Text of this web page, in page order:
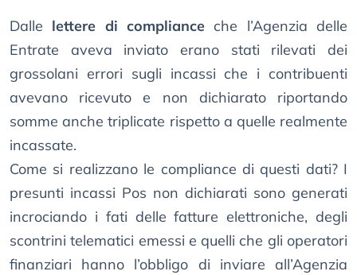
Dalle lettere di compliance che l’Agenzia delle
Entrate aveva inviato erano stati rilevati dei
grossolani errori sugli incassi che i contribuenti
avevano ricevuto e non dichiarato riportando
somme anche triplicate rispetto a quelle realmente
incassate.
Come si realizzano le compliance di questi dati? I
presunti incassi Pos non dichiarati sono generati
incrociando i fati delle fatture elettroniche, degli
scontrini telematici emessi e quelli che gli operatori
finanziari hanno l’obbligo di inviare all’Agenzia